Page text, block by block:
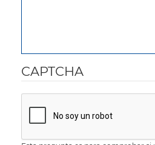
CAPTCHA